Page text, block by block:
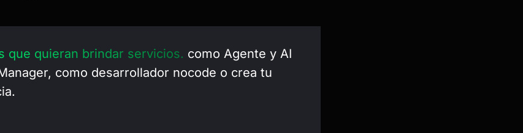
que quieran brindar servicios. como Agente y AI
como desarrollador nocode o crea tu